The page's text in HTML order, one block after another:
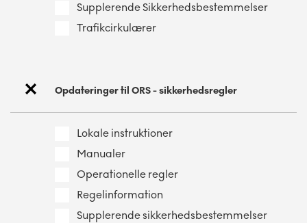
Supplerende Sikkerhedsbestemmelser
Trafikcirkulærer
Opdateringer til ORS - sikkerhedsregler
Lokale instruktioner
Manualer
Operationelle regler
Regelinformation
Supplerende sikkerhedsbestemmelser